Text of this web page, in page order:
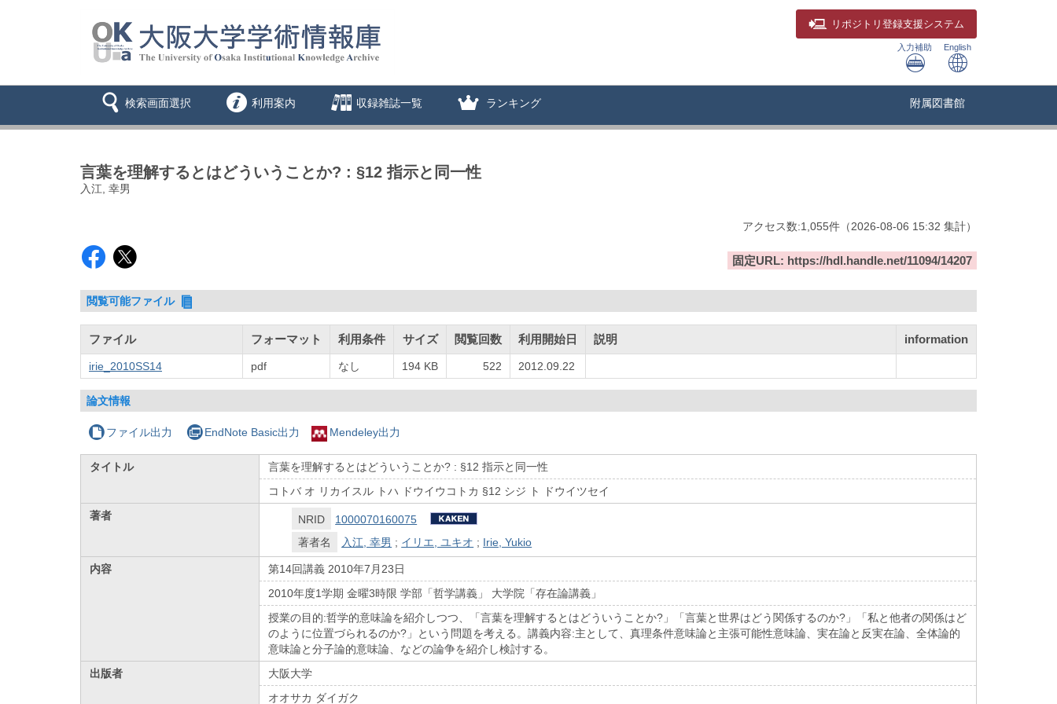
リポジトリ 登録支援システム
入力補助 English
検索画面選択 利用案内 収録雑誌一覧 ランキング 附属図書館
言葉を理解するとはどういうことか? : §12 指示と同一性
入江, 幸男
アクセス数:1,055件 （2026-08-06 15:32 集計）
固定URL: https://hdl.handle.net/11094/14207
閲覧可能ファイル
ファイル フォーマット 利用条件 サイズ 閲覧回数 利用開始日 説明 information
irie_2010SS14 pdf なし 194 KB 522 2012.09.22
論文情報
ファイル出力 EndNote Basic出力 Mendeley出力
タイトル
言葉を理解するとはどういうことか? : §12 指示と同一性
コトバ オ リカイスル トハ ドウイウコトカ §12 シジ ト ドウイツセイ
著者
NRID
1000070160075
著者名
入江, 幸男 ; イリエ, ユキオ ; Irie, Yukio
内容
第14回講義 2010年7月23日
2010年度1学期 金曜3時限 学部「哲学講義」 大学院「存在論講義」
授業の目的:哲学的意味論を紹介しつつ、「言葉を理解するとはどういうことか?」「言葉と世界はどう関係するのか?」「私と他者の関係はど
のように位置づられるのか?」という問題を考える。講義内容:主として、真理条件意味論と主張可能性意味論、実在論と反実在論、全体論的
意味論と分子論的意味論、などの論争を紹介し検討する。
出版者
大阪大学
オオサカ ダイガク